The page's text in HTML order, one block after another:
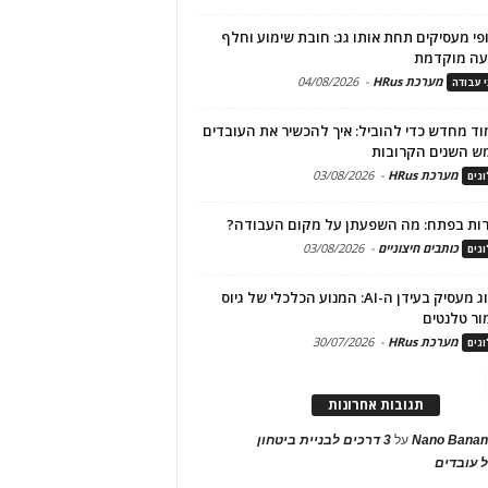
מעסיקים תחת אותו גג: חובת שימוע וחלף
מוקדמת
עבודה מערכת HRus -
04/08/2026
מחדש כדי להוביל: איך להכשיר את העובדים
השנים הקרובות
מערכת HRus -
03/08/2026
בפתח: מה השפעתן על מקום העבודה?
כותבים חיצוניים -
03/08/2026
מיתוג מעסיק בעידן ה-AI: המנוע הכלכלי של גיוס
טלנטים
מערכת HRus -
30/07/2026
תגובות אחרונות
Nanoעל
3 דרכים לבניית ביטחון
עובדים